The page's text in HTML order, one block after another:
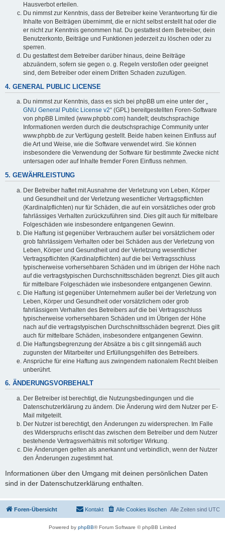
Hausverbot erteilen.
Du nimmst zur Kenntnis, dass der Betreiber keine Verantwortung für die
Inhalte von Beiträgen übernimmt, die er nicht selbst erstellt hat oder die
er nicht zur Kenntnis genommen hat. Du gestattest dem Betreiber, dein
Benutzerkonto, Beiträge und Funktionen jederzeit zu löschen oder zu
sperren.
Du gestattest dem Betreiber darüber hinaus, deine Beiträge
abzuändern, sofern sie gegen o. g. Regeln verstoßen oder geeignet
sind, dem Betreiber oder einem Dritten Schaden zuzufügen.
4. GENERAL PUBLIC LICENSE
Du nimmst zur Kenntnis, dass es sich bei phpBB um eine unter der „
GNU General Public License v2“ (GPL) bereitgestellten Foren-Software
von phpBB Limited (www.phpbb.com) handelt; deutschsprachige
Informationen werden durch die deutschsprachige Community unter
www.phpbb.de zur Verfügung gestellt. Beide haben keinen Einfluss auf
die Art und Weise, wie die Software verwendet wird. Sie können
insbesondere die Verwendung der Software für bestimmte Zwecke nicht
untersagen oder auf Inhalte fremder Foren Einfluss nehmen.
5. GEWÄHRLEISTUNG
Der Betreiber haftet mit Ausnahme der Verletzung von Leben, Körper
und Gesundheit und der Verletzung wesentlicher Vertragspflichten
(Kardinalpflichten) nur für Schäden, die auf ein vorsätzliches oder grob
fahrlässiges Verhalten zurückzuführen sind. Dies gilt auch für mittelbare
Folgeschäden wie insbesondere entgangenen Gewinn.
Die Haftung ist gegenüber Verbrauchern außer bei vorsätzlichem oder
grob fahrlässigem Verhalten oder bei Schäden aus der Verletzung von
Leben, Körper und Gesundheit und der Verletzung wesentlicher
Vertragspflichten (Kardinalpflichten) auf die bei Vertragsschluss
typischerweise vorhersehbaren Schäden und im übrigen der Höhe nach
auf die vertragstypischen Durchschnittsschäden begrenzt. Dies gilt auch
für mittelbare Folgeschäden wie insbesondere entgangenen Gewinn.
Die Haftung ist gegenüber Unternehmern außer bei der Verletzung von
Leben, Körper und Gesundheit oder vorsätzlichem oder grob
fahrlässigem Verhalten des Betreibers auf die bei Vertragsschluss
typischerweise vorhersehbaren Schäden und im Übrigen der Höhe
nach auf die vertragstypischen Durchschnittsschäden begrenzt. Dies gilt
auch für mittelbare Schäden, insbesondere entgangenen Gewinn.
Die Haftungsbegrenzung der Absätze a bis c gilt sinngemäß auch
zugunsten der Mitarbeiter und Erfüllungsgehilfen des Betreibers.
Ansprüche für eine Haftung aus zwingendem nationalem Recht bleiben
unberührt.
6. ÄNDERUNGSVORBEHALT
Der Betreiber ist berechtigt, die Nutzungsbedingungen und die
Datenschutzerklärung zu ändern. Die Änderung wird dem Nutzer per E-
Mail mitgeteilt.
Der Nutzer ist berechtigt, den Änderungen zu widersprechen. Im Falle
des Widerspruchs erlischt das zwischen dem Betreiber und dem Nutzer
bestehende Vertragsverhältnis mit sofortiger Wirkung.
Die Änderungen gelten als anerkannt und verbindlich, wenn der Nutzer
den Änderungen zugestimmt hat.
Informationen über den Umgang mit deinen persönlichen Daten
sind in der Datenschutzerklärung enthalten.
Foren-Übersicht Alle Zeiten sind UTC
Alle Cookies löschen
Kontakt
Powered by phpBB® Forum Software © phpBB Limited